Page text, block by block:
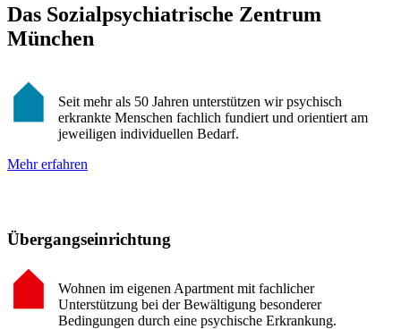
Das Sozialpsychiatrische Zentrum
München
Seit mehr als 50 Jahren unterstützen wir psychisch
erkrankte Menschen fachlich fundiert und orientiert am
jeweiligen individuellen Bedarf.
Mehr erfahren
Übergangseinrichtung
Wohnen im eigenen Apartment mit fachlicher
Unterstützung bei der Bewältigung besonderer
Bedingungen durch eine psychische Erkrankung.